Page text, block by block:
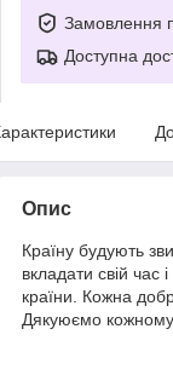
Замовлення
Доступна
Опис
Країну будують
вкладати свій час
країни. Кожна
Дякуюємо кожному